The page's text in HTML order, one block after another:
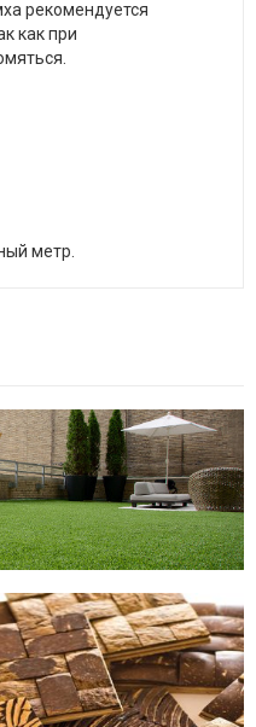
рекомендуется
как при
метр.